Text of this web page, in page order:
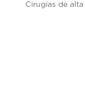
Cirugías de